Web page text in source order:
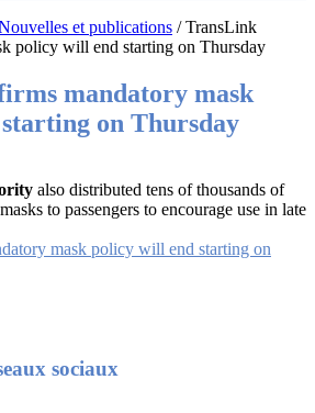
et publications /TransLink
policy will end starting on Thursday
mandatory mask
on Thursday
also distributed tens of thousands of
to passengers to encourage use in late
mask policy will end starting on
sociaux